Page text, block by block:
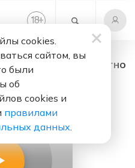
18+
Слушать бесплатно
cookies.
сайтом, вы
были
об
cookies и
правилами
данных.